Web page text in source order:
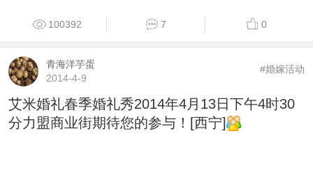
100392 7 0
青海洋芋蛋
2014-4-9
#婚嫁活动
艾米婚礼春季婚礼秀2014年4月13日下午4时30
分力盟商业街期待您的参与！[西宁]